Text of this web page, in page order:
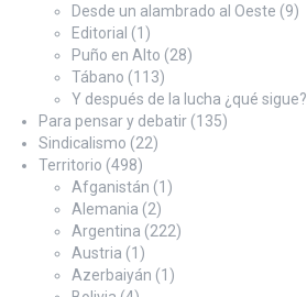
Desde un alambrado al Oeste (9)
Editorial (1)
Puño en Alto (28)
Tábano (113)
Y después de la lucha ¿qué sigue?
Para pensar y debatir (135)
Sindicalismo (22)
Territorio (498)
Afganistán (1)
Alemania (2)
Argentina (222)
Austria (1)
Azerbaiyán (1)